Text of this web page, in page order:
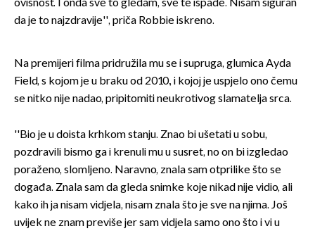
ovisnost. I onda sve to gledam, sve te ispade. Nisam siguran
da je to najzdravije'', priča Robbie iskreno.
Na premijeri filma pridružila mu se i supruga, glumica Ayda
Field, s kojom je u braku od 2010., i kojoj je uspjelo ono čemu
se nitko nije nadao, pripitomiti neukrotivog slamatelja srca.
''Bio je u doista krhkom stanju. Znao bi ušetati u sobu,
pozdravili bismo ga i krenuli mu u susret, no on bi izgledao
poraženo, slomljeno. Naravno, znala sam otprilike što se
događa. Znala sam da gleda snimke koje nikad nije vidio, ali
kako ih ja nisam vidjela, nisam znala što je sve na njima. Još
uvijek ne znam previše jer sam vidjela samo ono što i vi u